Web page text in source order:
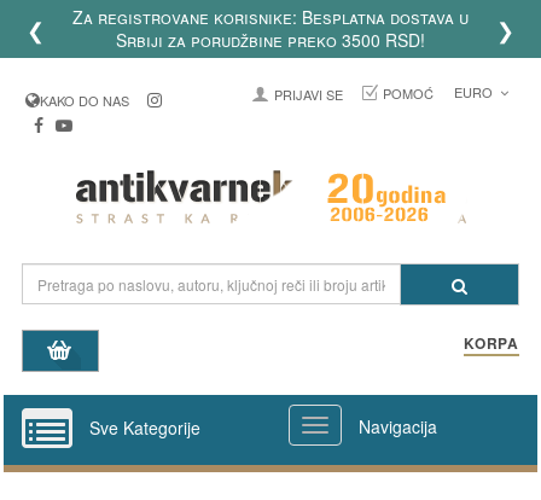
❮
Za registrovane korisnike: Besplatna dostava u
Srbiji za porudžbine preko 3500 RSD!
❯
KAKO DO NAS PRIJAVI SE POMOĆ EURO
KORPA
Sve Kategorije Navigacija